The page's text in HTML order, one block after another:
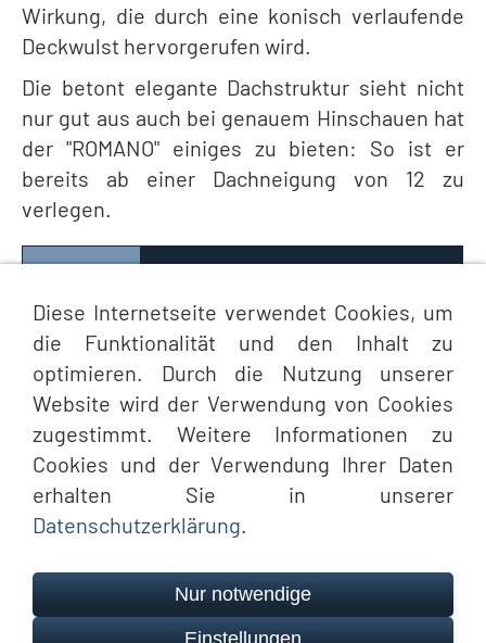
Wirkung, die durch eine konisch verlaufende
Deckwulst hervorgerufen wird.
Die betont elegante Dachstruktur sieht nicht
nur gut aus auch bei genauem Hinschauen hat
der "ROMANO" einiges zu bieten: So ist er
bereits ab einer Dachneigung von 12 zu
verlegen.
Vorteile Farben Technische Daten
Südländischer Charakter
Einsatzbereich bereits ab 12 Dachneigung
Diese Internetseite verwendet Cookies, um
die Funktionalität und den Inhalt zu
optimieren. Durch die Nutzung unserer
Website wird der Verwendung von Cookies
zugestimmt. Weitere Informationen zu
Cookies und der Verwendung Ihrer Daten
erhalten Sie in unserer
Datenschutzerklärung.
Nur notwendige
Einstellungen